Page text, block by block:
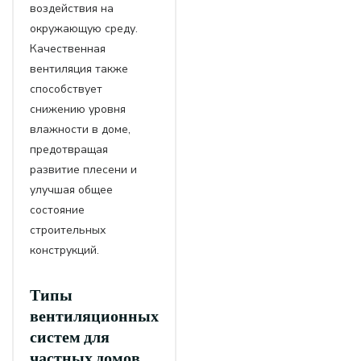
воздействия на
окружающую среду.
Качественная
вентиляция также
способствует
снижению уровня
влажности в доме,
предотвращая
развитие плесени и
улучшая общее
состояние
строительных
конструкций.
Типы
вентиляционных
систем для